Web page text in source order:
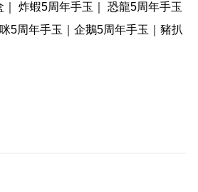
炸蝦5周年手玉｜ 恐龍5周年手玉
5周年手玉｜企鵝5周年手玉｜豬扒